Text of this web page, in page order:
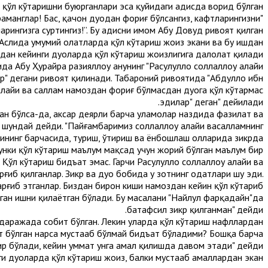
кўтаришни буюрганлари эса қуйидаги ҳадисда ворид бўлган.
Бас, қачон дуодан фориғ бўлсангиз, кафтларингизни
суртингиз!”. Бу ҳадисни имом Абу Довуд ривоят қилган.
умумий ҳолатларда қўл кўтариш жоиз экани ва бу ишдан
кейинги дуоларда қўл кўтариш жоизлигига далолат қилади.
Ҳурайра разияллоҳу анҳунинг "Расулуллоҳ соллаллоҳу алайҳи
дегани ривоят қилинади. Табароний ривоятида "Абдуллоҳ ибн
ва саллам намоздан фориғ бўлмасдан дуога қўл кўтармас
эдилар" деган" дейилади.
бўлса-да, аксар деярли барча уламолар наздида фазилат ва
дейди. "Пайғамбаримиз соллаллоҳу алайҳи васалламнинг
барчасида, туриш, ўтириш ва ёнбошлаш ҳолларида зикрда
қўл кўтариш маълум мақсад учун жорий бўлган маълум бир
кўтариш бидъат эмас. Гарчи Расулуллоҳ соллаллоҳу алайҳи ва
қилганлар. Зикр ва дуо бобида у зотнинг одатлари шу эди.
этганлар. Биздан бирон киши намоздан кейин қўл кўтариб
ишни қилаётган бўлади. Бу масалани "Найлул фарқадайн"да
батафсил зикр қилганман" дейди.
собит бўлган. Лекин уларда қўл кўтариш нафллардан
нарса мустаҳаб бўлмай бидъат бўладими? Бошқа барча
бўлади, кейин уммат унга амал қилишда давом этади" дейди.
қўл кўтариш жоиз, балки мустаҳаб амаллардан экан.